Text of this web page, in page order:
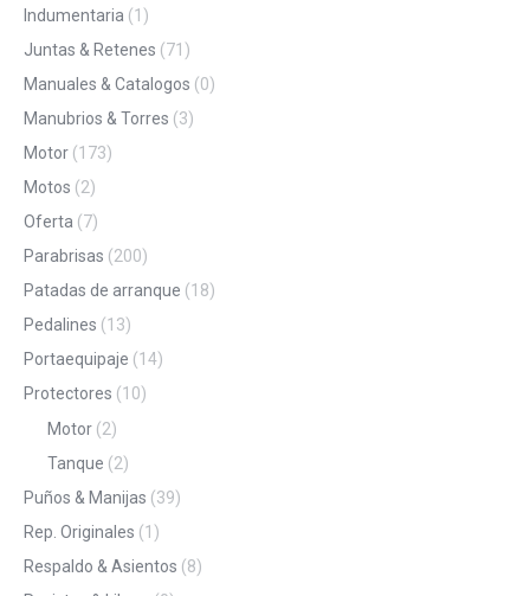
Indumentaria (1)
Juntas & Retenes (71)
Manuales & Catalogos (0)
Manubrios & Torres (3)
Motor (173)
Motos (2)
Oferta (7)
Parabrisas (200)
Patadas de arranque (18)
Pedalines (13)
Portaequipaje (14)
Protectores (10)
Motor (2)
Tanque (2)
Puños & Manijas (39)
Rep. Originales (1)
Respaldo & Asientos (8)